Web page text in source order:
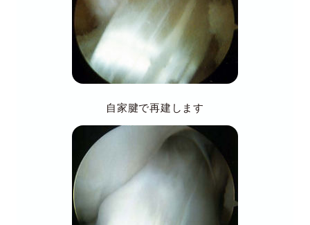
自家腱で再建します